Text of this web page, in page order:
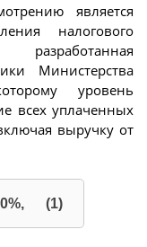
является
налогового
Министерства
уровень
всех уплаченных
выручку от
(1)